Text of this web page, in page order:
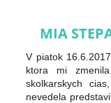
MIA
V piatok
ktora mi
skolkarskych
nevedela